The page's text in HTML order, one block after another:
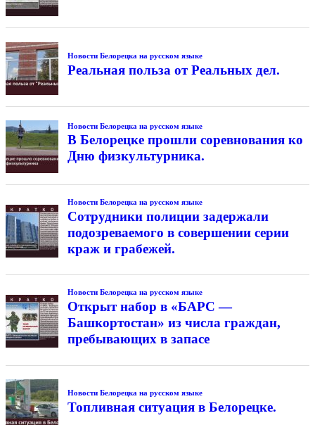
Новости Белорецка на русском языке
Реальная польза от Реальных дел.
Новости Белорецка на русском языке
В Белорецке прошли соревнования ко
Дню физкультурника.
Новости Белорецка на русском языке
Сотрудники полиции задержали
подозреваемого в совершении серии
краж и грабежей.
Новости Белорецка на русском языке
Открыт набор в «БАРС —
Башкортостан» из числа граждан,
пребывающих в запасе
Новости Белорецка на русском языке
Топливная ситуация в Белорецке.